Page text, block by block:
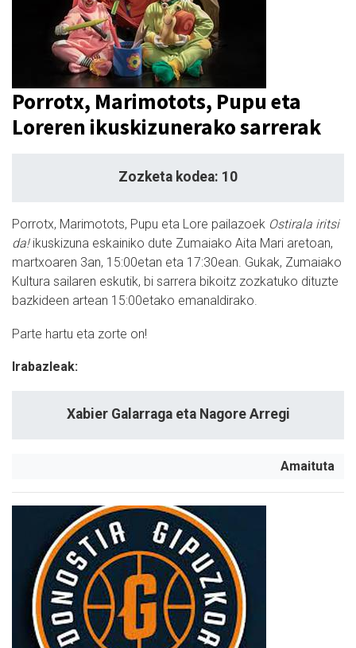
Porrotx, Marimotots, Pupu eta
Loreren ikuskizunerako sarrerak
Zozketa kodea: 10
Porrotx, Marimotots, Pupu eta Lore pailazoek Ostirala iritsi
da!ikuskizuna eskainiko dute Zumaiako Aita Mari aretoan,
martxoaren 3an, 15:00etan eta 17:30ean. Gukak, Zumaiako
Kultura sailaren eskutik, bi sarrera bikoitz zozkatuko dituzte
bazkideen artean 15:00etako emanaldirako.
Parte hartu eta zorte on!
Irabazleak:
Xabier Galarraga eta Nagore Arregi
Amaituta